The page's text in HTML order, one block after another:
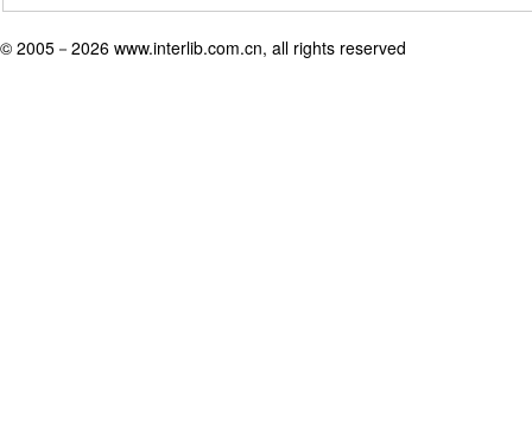
© 2005－ 2026 www.interlib.com.cn, all rights reserved